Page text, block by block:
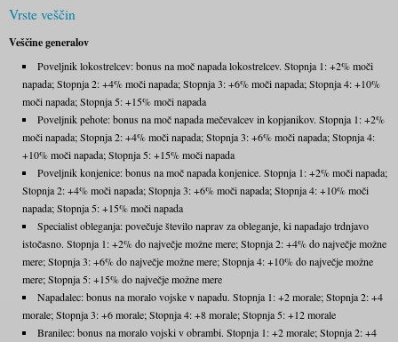
Vrste veščin
Veščine generalov
Poveljnik lokostrelcev: bonus na moč napada lokostrelcev. Stopnja 1: +2% moči
napada; Stopnja 2: +4% moči napada; Stopnja 3: +6% moči napada; Stopnja 4: +10%
moči napada; Stopnja 5: +15% moči napada
Poveljnik pehote: bonus na moč napada mečevalcev in kopjanikov. Stopnja 1: +2%
moči napada; Stopnja 2: +4% moči napada; Stopnja 3: +6% moči napada; Stopnja 4:
+10% moči napada; Stopnja 5: +15% moči napada
Poveljnik konjenice: bonus na moč napada konjenice. Stopnja 1: +2% moči napada;
Stopnja 2: +4% moči napada; Stopnja 3: +6% moči napada; Stopnja 4: +10% moči
napada; Stopnja 5: +15% moči napada
Specialist obleganja: povečuje število naprav za obleganje, ki napadajo trdnjavo
istočasno. Stopnja 1: +2% do največje možne mere; Stopnja 2: +4% do največje možne
mere; Stopnja 3: +6% do največje možne mere; Stopnja 4: +10% do največje možne
mere; Stopnja 5: +15% do največje možne mere
Napadalec: bonus na moralo vojske v napadu. Stopnja 1: +2 morale; Stopnja 2: +4
morale; Stopnja 3: +6 morale; Stopnja 4: +8 morale; Stopnja 5: +12 morale
Branilec: bonus na moralo vojski v obrambi. Stopnja 1: +2 morale; Stopnja 2: +4